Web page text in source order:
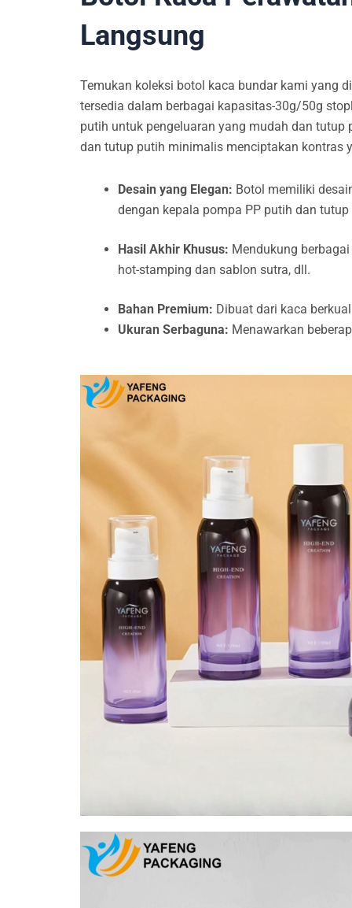
Langsung
Temukan koleksi botol kaca bundar kami yang
tersedia dalam berbagai kapasitas-30g/50g
putih untuk pengeluaran yang mudah dan
dan tutup putih minimalis menciptakan kontras
Desain yang Elegan: Botol memiliki
dengan kepala pompa PP putih dan
Hasil Akhir Khusus: Mendukung
hot-stamping dan sablon sutra, dll.
Bahan Premium: Dibuat dari kaca
Ukuran Serbaguna: Menawarkan